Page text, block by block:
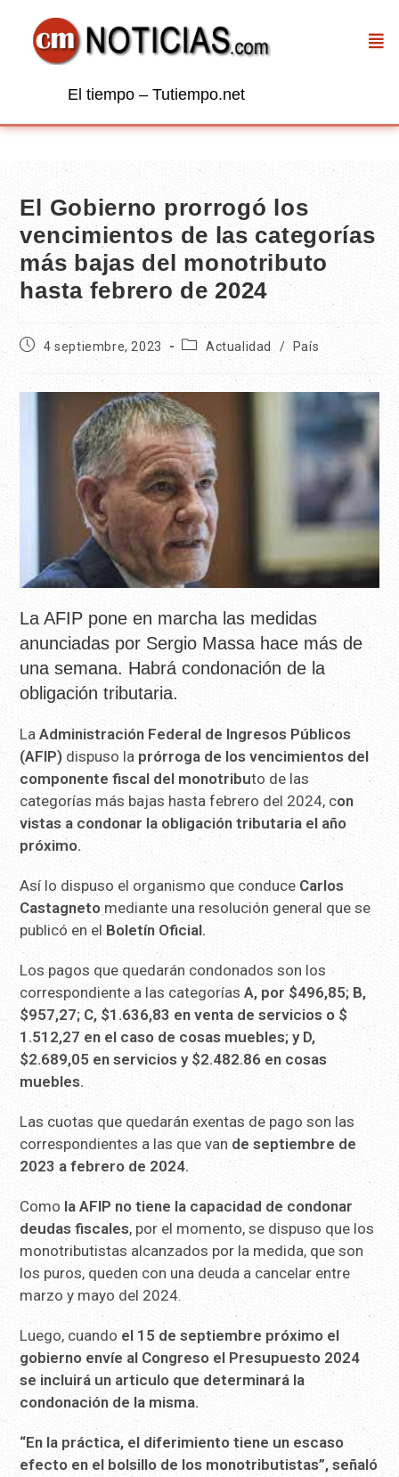
El tiempo – Tutiempo.net
El Gobierno prorrogó los
vencimientos de las categorías
más bajas del monotributo
hasta febrero de 2024
4 septiembre, 2023 Actualidad / País
La AFIP pone en marcha las medidas
anunciadas por Sergio Massa hace más de
una semana. Habrá condonación de la
obligación tributaria.
LaAdministración Federal de Ingresos Públicos
(AFIP) dispuso la prórroga de los vencimientos del
componente fiscal del monotributo de las
categorías más bajas hasta febrero del 2024, con
vistas a condonar la obligación tributaria el año
próximo.
Así lo dispuso el organismo que conduce Carlos
Castagneto mediante una resolución general que se
publicó en el Boletín Oficial.
Los pagos que quedarán condonados son los
correspondiente a las categoríasA, por $496,85; B,
$957,27; C, $1.636,83 en venta de servicios o $
1.512,27 en el caso de cosas muebles; y D,
$2.689,05 en servicios y $2.482.86 en cosas
muebles.
Las cuotas que quedarán exentas de pago son las
correspondientes a las que van de septiembre de
2023 a febrero de 2024.
Como la AFIP no tiene la capacidad de condonar
deudas fiscales, por el momento, se dispuso que los
monotributistas alcanzados por la medida, que son
los puros, queden con una deuda a cancelar entre
marzo y mayo del 2024.
Luego, cuando el 15 de septiembre próximo el
gobierno envíe al Congreso el Presupuesto 2024
se incluirá un articulo que determinará la
condonación de la misma.
“En la práctica, el diferimiento tiene un escaso
efecto en el bolsillo de los monotributistas”, señaló